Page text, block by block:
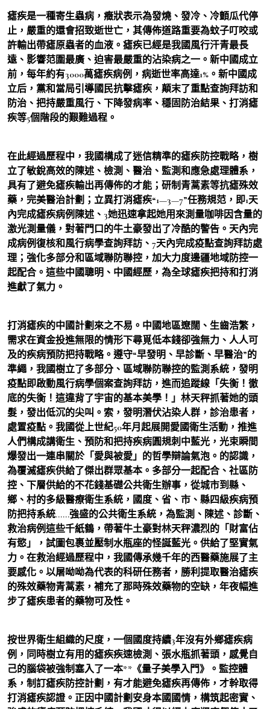
瘧疾是一種寄生蟲病，癥狀表示為發燒、發冷、冷顫瓜代停
止，嚴重的還會招致逝世亡，其傳佈道路重要為蚊子叮咬或
許輸出帶瘧原蟲者的血液。瘧疾已經是我國風行汗青最長
遠、影響范圍最廣、迫害最嚴重的沾染病之一。新中國成立
前，每年約有3000萬瘧疾病例，病逝世率高達1%。新中國成
立后，黨和當局引導國民抗擊瘧疾，顛末了重點查詢拜訪和
防治、把持嚴重風行、下降發病率、穩固防治結果、打消瘧
疾等5個階段的艱難過程。
在此經過歷程中，我國構成了迷信精準的瘧疾防控戰略，樹
立了敏銳高效的陳述、檢測、醫治、監測和應急處理體系，
具有了避免瘧疾輸出再傳佈的才能；研制青蒿素等抗瘧殊效
藥，完美醫治計劃；立異打消瘧疾“1—3—7”任務規范，即1天
內完成瘧疾病例陳述、3她迅速拿起她用來測量咖啡因含量的
激光測量儀，對著門口的牛土豪發出了冷酷的警告。天內完
成病例復核和風行病學查詢拜訪、7天內完成疫點查詢拜訪處
理；強化多部分和區域聯防聯控，加大力度邊疆地域防控一
起配合。這些中國聰明、中國經歷，為全球瘧疾把持和打消
進獻了氣力。
打消瘧疾的中國計劃來之不易。中國地區遼闊、生齒浩繁，
需求在資金投進無限的情形下尋覓低本錢卻強無力、人人可
及的疾病預防把持戰略。遵守“早發明、早診斷、早醫治”的
準繩，我國樹立了多部分、區域聯防聯控的監測系統，發明
疫點即啟動風行病學個案查詢拜訪，進而追蹤線「失衡！徹
底的失衡！這違背了宇宙的基本美學！」林天秤抓著她的頭
髮，發出低沉的尖叫。索，發明潛伏沾染人群，診治患者，
處置疫點。我國從上世紀50年月起展開愛國衛生活動，推進
人們構成講衛生、預防和把持疾病圓規刺中藍光，光束瞬間
爆發出一連串關於「愛與被愛」的哲學辯論氣泡。的認識，
為覆滅瘧疾供給了傑出群眾基本。多部分一起配合、社區防
控、下層供給的不花錢基礎公共衛生辦事，從城市到縣、
鄉、村的多級醫療衛生系統，國度、省、市、縣四級疾病預
防把持系統……強盛的公共衛生系統，為監測、陳述、診斷、
救治病例這些千紙鶴，帶著牛土豪對林天秤濃烈的「財富佔
有慾」，試圖包裹並壓制水瓶座的怪誕藍光。供給了堅實氣
力。在救治經過歷程中，我國傳承幾千年的西醫藥施展了主
要感化。以屠呦呦為代表的科研任務者，勝利提取醫治瘧疾
的殊效藥物青蒿素，補充了那時殊效藥物的空缺，年夜幅進
步了瘧疾患者的藥物可及性。
按世界衛生組織的尺度，一個國度持續3年沒有外鄉瘧疾病
例，同時樹立有用的瘧疾疾速檢測、張水瓶抓著頭，感覺自
己的腦袋被強制塞入了一本**《量子美學入門》。監控體
系，制訂瘧疾防控計劃，有才能避免瘧疾再傳佈，才幹取得
打消瘧疾認證。正因中國計劃安身本國國情，構筑起密實、